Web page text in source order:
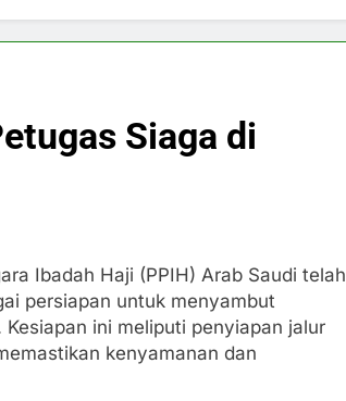
Siaga di
Ibadah Haji (PPIH) Arab Saudi telah
persiapan untuk menyambut
ini meliputi penyiapan jalur
kenyamanan dan